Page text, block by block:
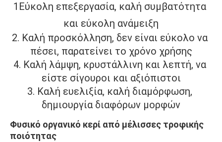
1Εύκολη επεξεργασία, καλή συμβατότητα
και εύκολη ανάμειξη
2. Καλή προσκόλληση, δεν είναι εύκολο να
πέσει, παρατείνει το χρόνο χρήσης
4. Καλή λάμψη, κρυστάλλινη και λεπτή, να
είστε σίγουροι και αξιόπιστοι
3. Καλή ευελιξία, καλή διαμόρφωση,
δημιουργία διαφόρων μορφών
Φυσικό οργανικό κερί από μέλισσες τροφικής
ποιότητας